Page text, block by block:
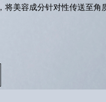
将美容成分针对性传送至角